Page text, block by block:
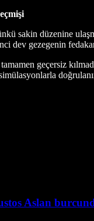
sakin düzenine
dev gezegenin
geçersiz
Aslan